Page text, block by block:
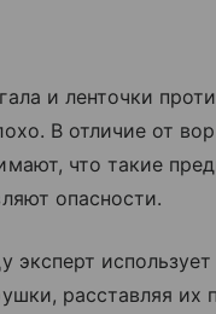
и ленточки
В отличие от
что такие
опасности.
эксперт
расставляя их